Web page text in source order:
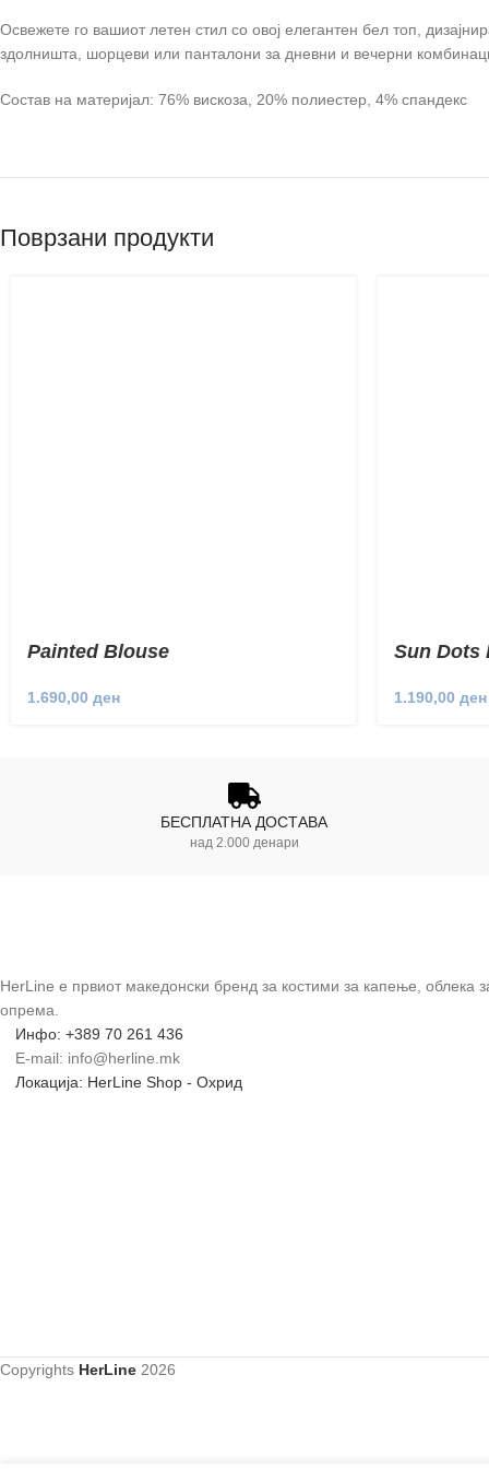
Освежете го вашиот летен стил со овој елегантен бел топ,
здолништа, шорцеви или панталони за дневни и вечерни
Состав на материјал: 76% вискоза, 20% полиестер, 4% спандекс
Поврзани продукти
Painted Blouse
1.690,00 ден
Sun Dots
1.190,00 ден
БЕСПЛАТНА ДОСТАВА
над 2.000 денари
HerLine е првиот македонски бренд за костими за капење, облека
опрема.
Инфо: +389 70 261 436
E-mail: info@herline.mk
Локација: HerLine Shop - Охрид
Copyrights HerLine 2026